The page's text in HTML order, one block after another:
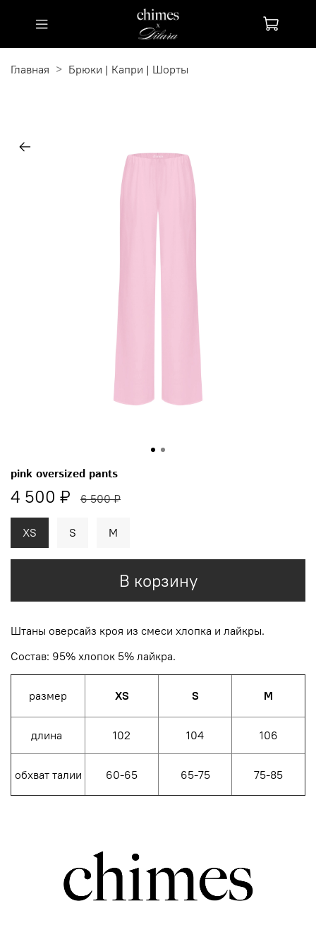
Главная Брюки | Капри | Шорты
pink oversized pants
4 500 ₽ 6 500 ₽
В корзину
XS S M
Штаны оверсайз кроя из смеси хлопка и лайкры.
Состав: 95% хлопок 5% лайкра.
размер XS S M
длина 102 104 106
обхват талии 60-65 65-75 75-85